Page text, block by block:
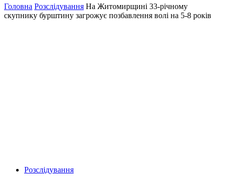
Головна Розслідування На Житомирщині 33-річному
скупнику бурштину загрожує позбавлення волі на 5-8 років
Розслідування